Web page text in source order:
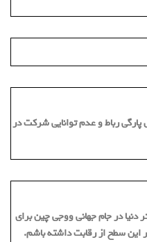
بزرگسالان سال ٩٨ به دليل پارگى رباط و عدم توانايى شركت در
٦٤ شمشيرباز برتر دنيا در جام جهانی ووجی چین برای
اين سطح از رقابت داشته باشم.